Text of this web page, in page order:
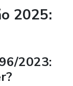
2025:
2023: